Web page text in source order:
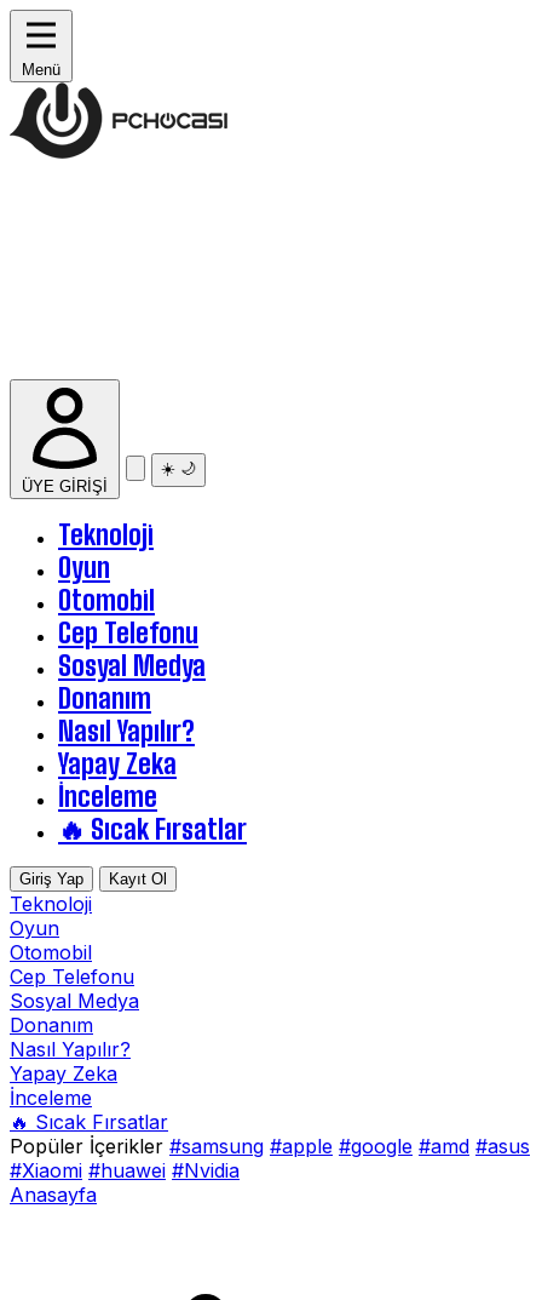
Menü
ÜYE GİRİŞİ
☀️ 🌙
Teknoloji
Oyun
Otomobil
Cep Telefonu
Sosyal Medya
Donanım
Nasıl Yapılır?
Yapay Zeka
İnceleme
🔥 Sıcak Fırsatlar
Giriş Yap Kayıt Ol
Teknoloji
Oyun
Otomobil
Cep Telefonu
Sosyal Medya
Donanım
Nasıl Yapılır?
Yapay Zeka
İnceleme
🔥 Sıcak Fırsatlar
Popüler İçerikler #samsung #apple #google #amd #asus
#Xiaomi #huawei #Nvidia
Anasayfa